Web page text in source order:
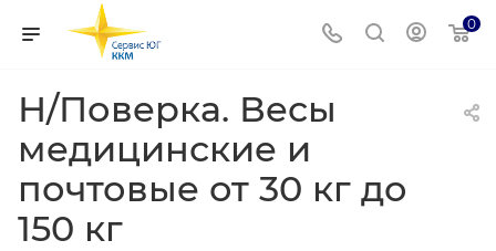
0
Н/Поверка. Весы
медицинские и
почтовые от 30 кг до
150 кг